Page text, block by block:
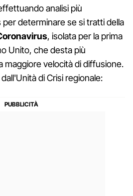
analisi più
determinare se si tratti della
, isolata per la prima
Unito, che desta più
maggiore velocità di diffusione.
di Crisi regionale: